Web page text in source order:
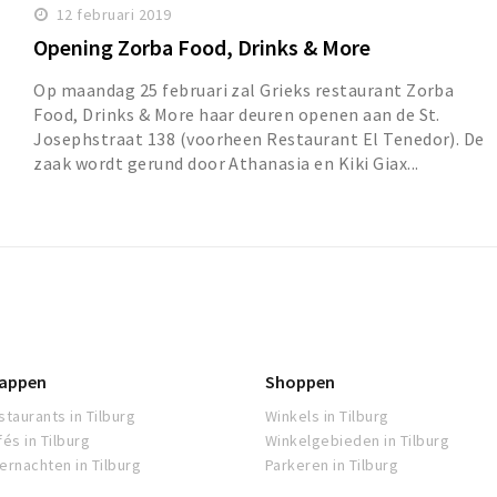
12 februari 2019
Opening Zorba Food, Drinks & More
Op maandag 25 februari zal Grieks restaurant Zorba
Food, Drinks & More haar deuren openen aan de St.
Josephstraat 138 (voorheen Restaurant El Tenedor). De
zaak wordt gerund door Athanasia en Kiki Giax...
in Tilburg
in Tilburg
in Tilburg
Shoppen
Winkels in Tilburg
Winkelgebieden in Tilburg
Parkeren in Tilburg